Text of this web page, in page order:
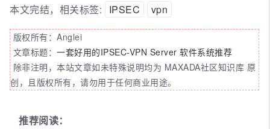
本文完结，相关标签: IPSEC vpn
版权所有：Anglei
文章标题： 一套好用的IPSEC-VPN Server 软件系统推荐
除非注明，本站文章如未特殊说明均为 MAXADA社区知识库 原
创，且版权所有，请勿用于任何商业用途。
推荐阅读：